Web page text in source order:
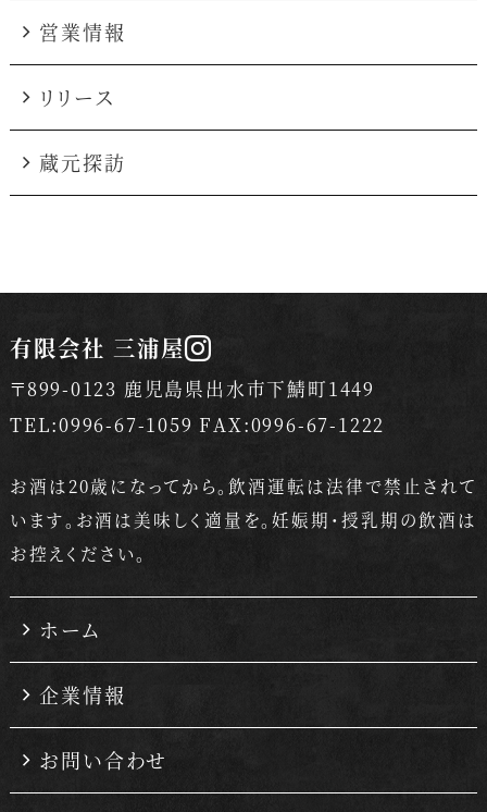
営業情報
リリース
蔵元探訪
有限会社 三浦屋
〒899-0123 鹿児島県出水市下鯖町1449
TEL:0996-67-1059 FAX:0996-67-1222
お酒は20歳になってから。飲酒運転は法律で禁止されて
います。 お酒は美味しく適量を。妊娠期・授乳期の飲酒は
お控えください。
ホーム
企業情報
お問い合わせ